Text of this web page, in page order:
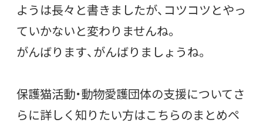
ようは長々と書きましたが、コツコツとやっ
ていかないと変わりませんね。
がんばります、がんばりましょうね。
保護猫活動・動物愛護団体の支援についてさ
らに詳しく知りたい方はこちらのまとめペ